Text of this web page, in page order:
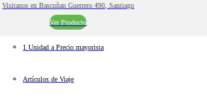
Visitanos en Bascuñan Guerrero 490, Santiago
Ver Producto
1 Unidad a Precio mayorista
Artículos de Viaje